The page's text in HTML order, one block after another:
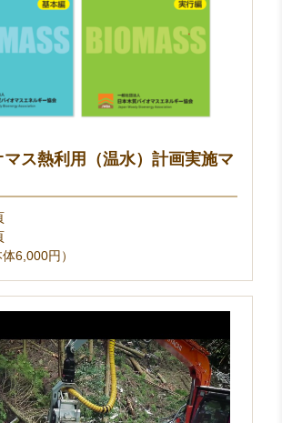
ス熱利用（温水）計画実施マ
6,000円）